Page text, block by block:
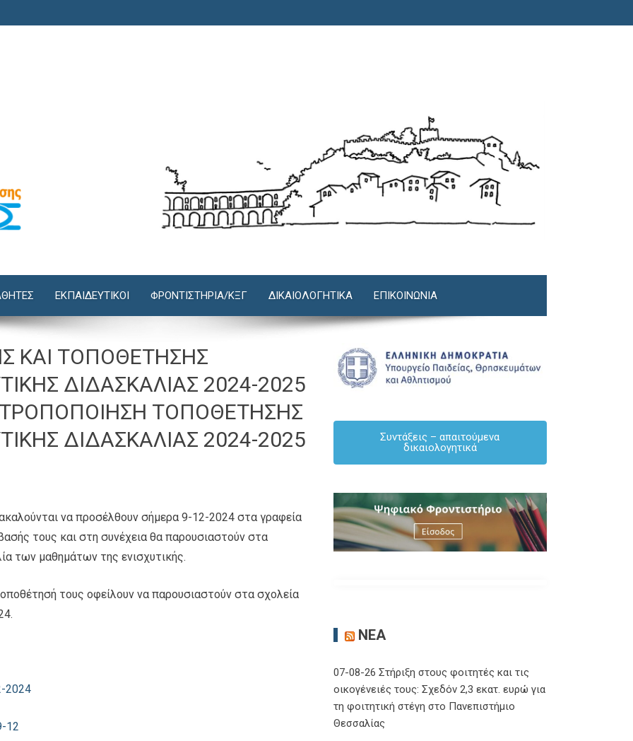
ΕΚΠΑΙΔΕΥΤΙΚΟΙ ΦΡΟΝΤΙΣΤΉΡΙΑ/KΞΓ ΔΙΚΑΙΟΛΟΓΗΤΙΚΆ ΕΠΙΚΟΙΝΩΝΊΑ
ΚΑΙ ΤΟΠΟΘΕΤΗΣΗΣ
ΔΙΔΑΣΚΑΛΙΑΣ 2024-2025
ΤΟΠΟΘΕΤΗΣΗΣ
ΔΙΔΑΣΚΑΛΙΑΣ 2024-2025
να προσέλθουν σήμερα 9-12-2024 στα γραφεία
τους και στη συνέχεια θα παρουσιαστούν στα
των μαθημάτων της ενισχυτικής.
τους οφείλουν να παρουσιαστούν στα σχολεία
2024
12
Συντάξεις – απαιτούμενα
δικαιολογητικά
ΝΈΑ
07-08-26 Στήριξη στους φοιτητές και τις
οικογένειές τους: Σχεδόν 2,3 εκατ. ευρώ για
τη φοιτητική στέγη στο Πανεπιστήμιο
Θεσσαλίας